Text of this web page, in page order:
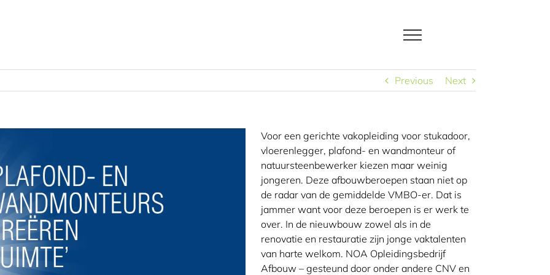
Previous Next
Voor een gerichte vakopleiding voor stukadoor,
vloerenlegger, plafond- en wandmonteur of
natuursteenbewerker kiezen maar weinig
jongeren. Deze afbouwberoepen staan niet op
de radar van de gemiddelde VMBO-er. Dat is
jammer want voor deze beroepen is er werk te
over. In de nieuwbouw zowel als in de
renovatie en restauratie zijn jonge vaktalenten
van harte welkom. NOA Opleidingsbedrijf
Afbouw – gesteund door onder andere CNV en